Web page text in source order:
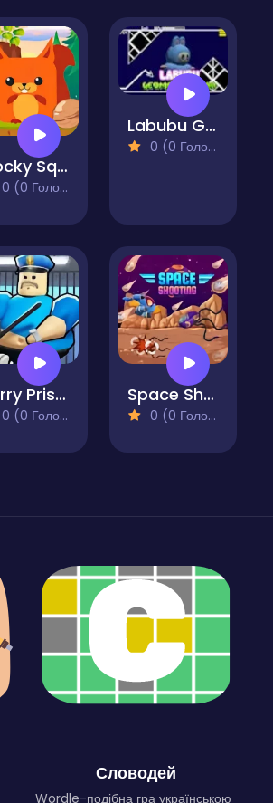
Blocky Squirrel
0 (0 Голосів)
Labubu Geometry Dash
0 (0 Голосів)
Barry Prison - The Game
0 (0 Голосів)
Space Shooting Online
0 (0 Голосів)
Словодей
Wordle-подібна гра українською